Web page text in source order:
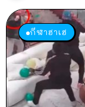
กีฬาฮาเฮ